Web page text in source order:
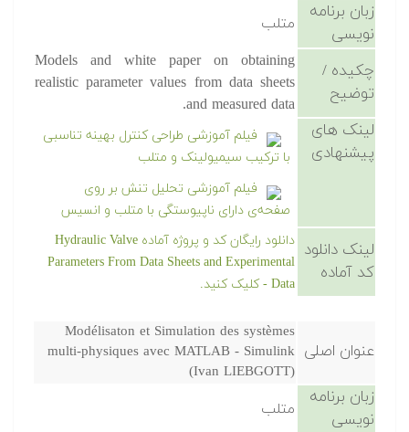
زبان برنامه
نویسی
متلب
چکیده /
توضیح
Models and white paper on obtaining
realistic parameter values from data sheets
and measured data.
لینک های
پیشنهادی
فیلم آموزشی طراحی کنترل بهینه تناسبی
با ترکیب سیمیولینک و متلب
فیلم آموزشی تحلیل تنش بر روی
صفحه‌ی دارای ناپیوستگی با متلب و انسیس
لینک دانلود
کد آماده
دانلود رایگان کد و پروژه آماده Hydraulic Valve
Parameters From Data Sheets and Experimental
Data - کلیک کنید.
عنوان اصلی
Modélisaton et Simulation des systèmes
multi-physiques avec MATLAB - Simulink
(Ivan LIEBGOTT)
زبان برنامه
نویسی
متلب